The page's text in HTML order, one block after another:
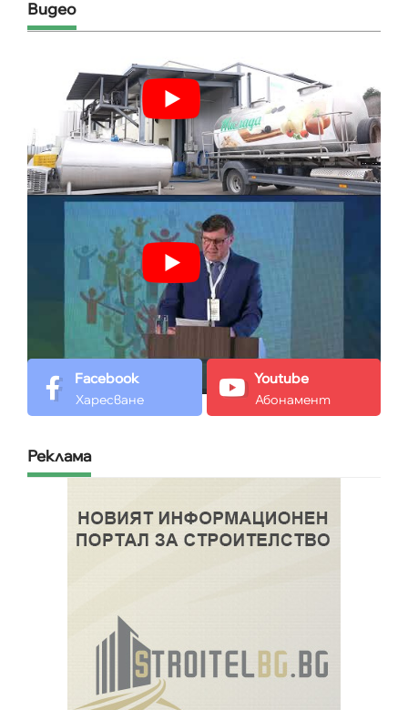
Видео
Facebook
Харесване
Youtube
Абонамент
Реклама